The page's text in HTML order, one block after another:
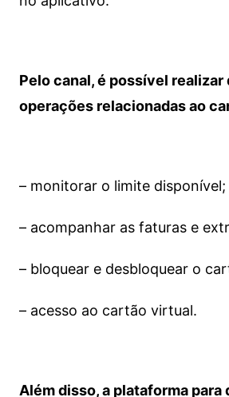
Pelo canal, é possível realizar
operações relacionadas ao
– monitorar o limite disponível;
– acompanhar as faturas e
– bloquear e desbloquear o
– acesso ao cartão virtual.
Além disso, a plataforma